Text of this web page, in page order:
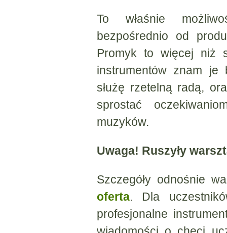
To właśnie
bezpośrednio od
Promyk to więcej niż
instrumentów znam
służę rzetelną radą,
sprostać
muzyków.
Uwaga! Ruszyły
Szczegóły odnośnie
oferta. Dla
profesjonalne